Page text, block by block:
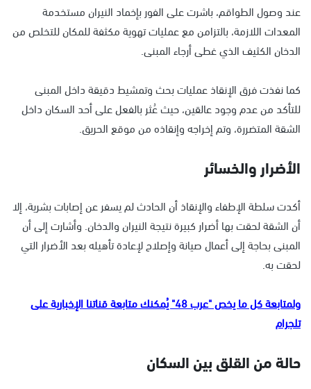
عند وصول الطواقم، باشرت على الفور بإخماد النيران مستخدمة
المعدات اللازمة، بالتزامن مع عمليات تهوية مكثفة للمكان للتخلص من
الدخان الكثيف الذي غطى أرجاء المبنى.
كما نفذت فرق الإنقاذ عمليات بحث وتمشيط دقيقة داخل المبنى
للتأكد من عدم وجود عالقين، حيث عُثر بالفعل على أحد السكان داخل
الشقة المتضررة، وتم إخراجه وإنقاذه من موقع الحريق.
الأضرار والخسائر
أكدت سلطة الإطفاء والإنقاذ أن الحادث لم يسفر عن إصابات بشرية، إلا
أن الشقة لحقت بها أضرار كبيرة نتيجة النيران والدخان. وأشارت إلى أن
المبنى بحاجة إلى أعمال صيانة وإصلاح لإعادة تأهيله بعد الأضرار التي
لحقت به.
ولمتابعة كل ما يخص "عرب 48" يُمكنك متابعة قناتنا الإخبارية على
تلجرام
حالة من القلق بين السكان